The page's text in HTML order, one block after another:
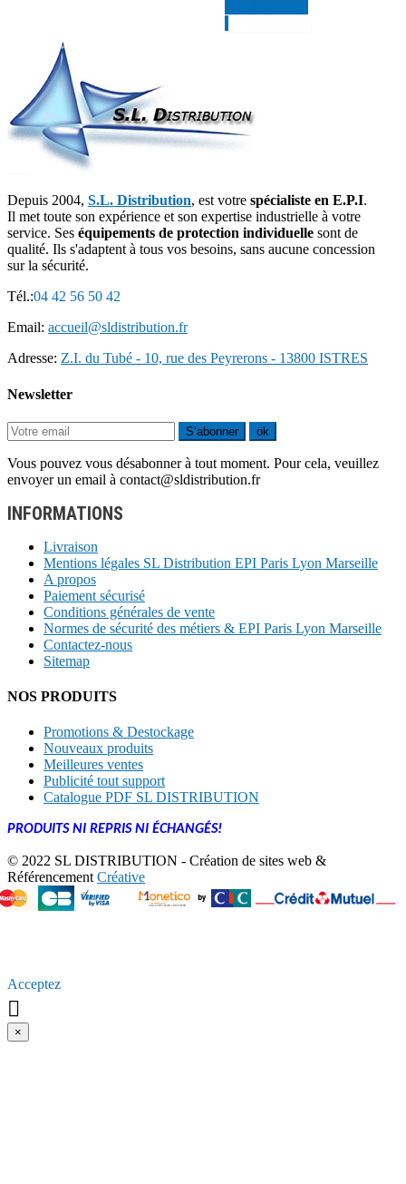
Depuis 2004, S.L. Distribution, est votre spécialiste en E.P.I.
Il met toute son expérience et son expertise industrielle à votre
service. Ses équipements de protection individuelle sont de
qualité. Ils s'adaptent à tous vos besoins, sans aucune concession
sur la sécurité.
Tél.:04 42 56 50 42
Email: accueil@sldistribution.fr
Adresse: Z.I. du Tubé - 10, rue des Peyrerons - 13800 ISTRES
Newsletter
S’abonner ok
Vous pouvez vous désabonner à tout moment. Pour cela, veuillez
envoyer un email à contact@sldistribution.fr
INFORMATIONS
Livraison
Mentions légales SL Distribution EPI Paris Lyon Marseille
A propos
Paiement sécurisé
Conditions générales de vente
Normes de sécurité des métiers & EPI Paris Lyon Marseille
Contactez-nous
Sitemap
NOS PRODUITS
Promotions & Destockage
Nouveaux produits
Meilleures ventes
Publicité tout support
Catalogue PDF SL DISTRIBUTION
PRODUITS NI REPRIS NI ÉCHANGÉS!
© 2022 SL DISTRIBUTION - Création de sites web &
Référencement Créative
Acceptez

×